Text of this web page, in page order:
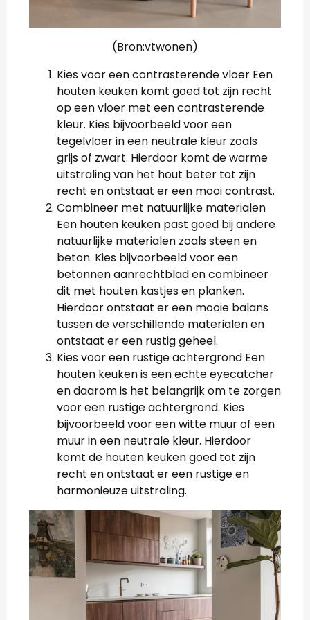
(Bron:vtwonen)
Kies voor een contrasterende vloer Een
houten keuken komt goed tot zijn recht
op een vloer met een contrasterende
kleur. Kies bijvoorbeeld voor een
tegelvloer in een neutrale kleur zoals
grijs of zwart. Hierdoor komt de warme
uitstraling van het hout beter tot zijn
recht en ontstaat er een mooi contrast.
Combineer met natuurlijke materialen
Een houten keuken past goed bij andere
natuurlijke materialen zoals steen en
beton. Kies bijvoorbeeld voor een
betonnen aanrechtblad en combineer
dit met houten kastjes en planken.
Hierdoor ontstaat er een mooie balans
tussen de verschillende materialen en
ontstaat er een rustig geheel.
Kies voor een rustige achtergrond Een
houten keuken is een echte eyecatcher
en daarom is het belangrijk om te zorgen
voor een rustige achtergrond. Kies
bijvoorbeeld voor een witte muur of een
muur in een neutrale kleur. Hierdoor
komt de houten keuken goed tot zijn
recht en ontstaat er een rustige en
harmonieuze uitstraling.